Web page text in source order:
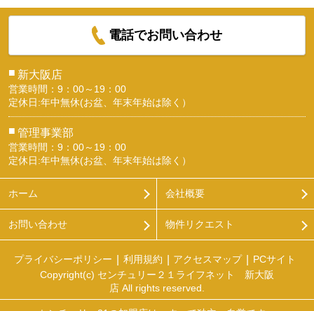
電話でお問い合わせ
■ 新大阪店
営業時間：9：00～19：00
定休日:年中無休(お盆、年末年始は除く）
■ 管理事業部
営業時間：9：00～19：00
定休日:年中無休(お盆、年末年始は除く）
ホーム 会社概要
お問い合わせ 物件リクエスト
プライバシーポリシー 利用規約 アクセスマップ
PCサイト
Copyright(c) センチュリー２１ライフネット 新大阪
店 All rights reserved.